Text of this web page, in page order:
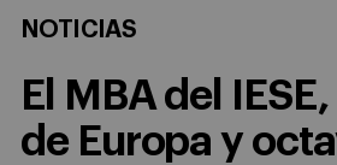
NOTICIAS
El MBA del
de Europa y